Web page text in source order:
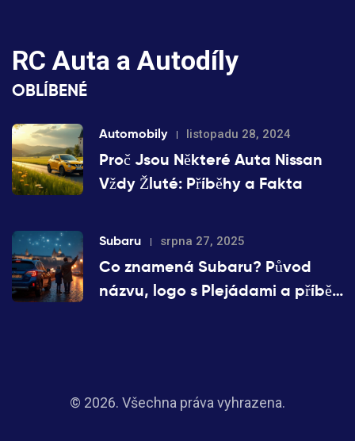
RC Auta a Autodíly
OBLÍBENÉ
Automobily listopadu 28, 2024
Proč Jsou Některé Auta Nissan
Vždy Žluté: Příběhy a Fakta
Subaru srpna 27, 2025
Co znamená Subaru? Původ
názvu, logo s Plejádami a příběh
© 2026. Všechna práva vyhrazena.